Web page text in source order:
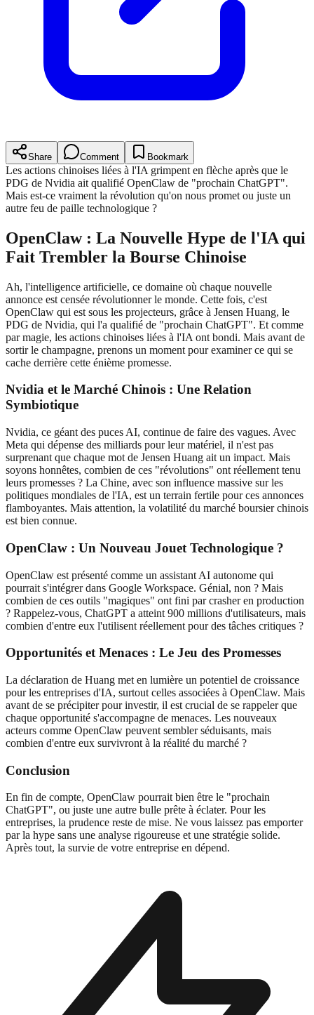
Share Comment Bookmark
Les actions chinoises liées à l'IA grimpent en flèche après que le
PDG de Nvidia ait qualifié OpenClaw de "prochain ChatGPT".
Mais est-ce vraiment la révolution qu'on nous promet ou juste un
autre feu de paille technologique ?
OpenClaw : La Nouvelle Hype de l'IA qui
Fait Trembler la Bourse Chinoise
Ah, l'intelligence artificielle, ce domaine où chaque nouvelle
annonce est censée révolutionner le monde. Cette fois, c'est
OpenClaw qui est sous les projecteurs, grâce à Jensen Huang, le
PDG de Nvidia, qui l'a qualifié de "prochain ChatGPT". Et comme
par magie, les actions chinoises liées à l'IA ont bondi. Mais avant de
sortir le champagne, prenons un moment pour examiner ce qui se
cache derrière cette énième promesse.
Nvidia et le Marché Chinois : Une Relation
Symbiotique
Nvidia, ce géant des puces AI, continue de faire des vagues. Avec
Meta qui dépense des milliards pour leur matériel, il n'est pas
surprenant que chaque mot de Jensen Huang ait un impact. Mais
soyons honnêtes, combien de ces "révolutions" ont réellement tenu
leurs promesses ? La Chine, avec son influence massive sur les
politiques mondiales de l'IA, est un terrain fertile pour ces annonces
flamboyantes. Mais attention, la volatilité du marché boursier chinois
est bien connue.
OpenClaw : Un Nouveau Jouet Technologique ?
OpenClaw est présenté comme un assistant AI autonome qui
pourrait s'intégrer dans Google Workspace. Génial, non ? Mais
combien de ces outils "magiques" ont fini par crasher en production
? Rappelez-vous, ChatGPT a atteint 900 millions d'utilisateurs, mais
combien d'entre eux l'utilisent réellement pour des tâches critiques ?
Opportunités et Menaces : Le Jeu des Promesses
La déclaration de Huang met en lumière un potentiel de croissance
pour les entreprises d'IA, surtout celles associées à OpenClaw. Mais
avant de se précipiter pour investir, il est crucial de se rappeler que
chaque opportunité s'accompagne de menaces. Les nouveaux
acteurs comme OpenClaw peuvent sembler séduisants, mais
combien d'entre eux survivront à la réalité du marché ?
Conclusion
En fin de compte, OpenClaw pourrait bien être le "prochain
ChatGPT", ou juste une autre bulle prête à éclater. Pour les
entreprises, la prudence reste de mise. Ne vous laissez pas emporter
par la hype sans une analyse rigoureuse et une stratégie solide.
Après tout, la survie de votre entreprise en dépend.